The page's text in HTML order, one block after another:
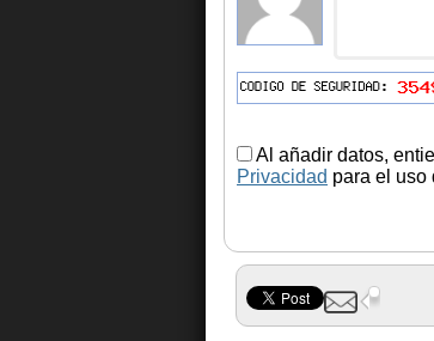
Al añadir datos,
Privacidad para el uso